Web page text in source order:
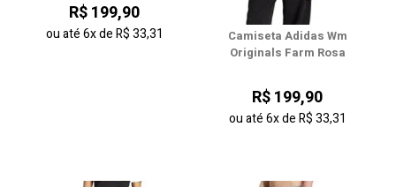
R$ 199,90
ou até6xdeR$ 33,31
Camiseta Adidas Wm
Originals Farm Rosa
R$ 199,90
ou até6xdeR$ 33,31